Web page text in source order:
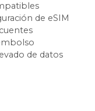
de eSIM
de datos